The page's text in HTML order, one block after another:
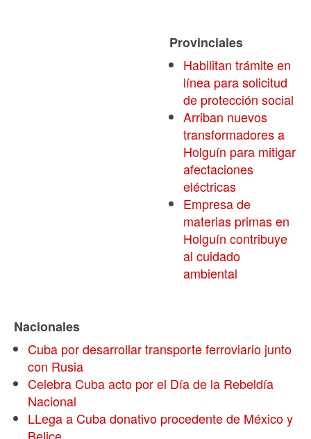
Provinciales
Habilitan trámite en
línea para solicitud
de protección social
Arriban nuevos
transformadores a
Holguín para mitigar
afectaciones
eléctricas
Empresa de
materias primas en
Holguín contribuye
al cuidado
ambiental
Nacionales
Cuba por desarrollar transporte ferroviario junto
con Rusia
Celebra Cuba acto por el Día de la Rebeldía
Nacional
LLega a Cuba donativo procedente de México y